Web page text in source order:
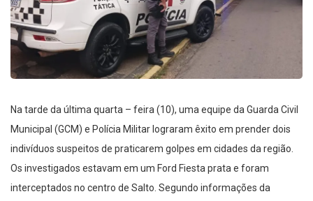
Na tarde da última quarta – feira (10), uma equipe da Guarda Civil
Municipal (GCM) e Polícia Militar lograram êxito em prender dois
indivíduos suspeitos de praticarem golpes em cidades da região.
Os investigados estavam em um Ford Fiesta prata e foram
interceptados no centro de Salto. Segundo informações da